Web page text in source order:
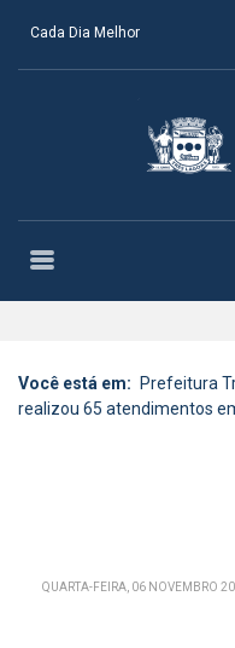
Cada Dia Melhor
Você está em: Prefeitura
realizou 65 atendimentos
QUARTA-FEIRA, 06 NOVEMBRO